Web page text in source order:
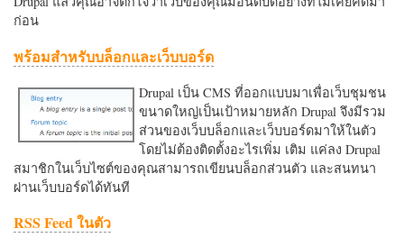
ก่อน
พร้อมสำหรับบล็อกและเว็บบอร์ด
Drupal เป็น CMS ที่ออกแบบมาเพื่อเว็บชุมชน
ขนาดใหญ่เป็นเป้าหมายหลัก Drupal จึงมีรวม
ส่วนของเว็บบล็อกและเว็บบอร์ดมาให้ในตัว
โดยไม่ต้องติดตั้งอะไรเพิ่ม เติม แค่ลง Drupal
สมาชิกในเว็บไซต์ของคุณสามารถเขียนบล็อกส่วนตัว และสนทนา
ผ่านเว็บบอร์ดได้ทันที
RSS Feed ในตัว